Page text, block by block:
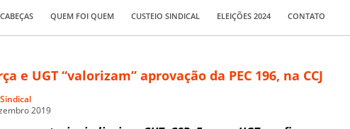
CABEÇAS QUEM FOI QUEM CUSTEIO SINDICAL ELEIÇÕES 2024 CONTATO
e UGT “valorizam” aprovação da PEC 196, na CCJ
2019